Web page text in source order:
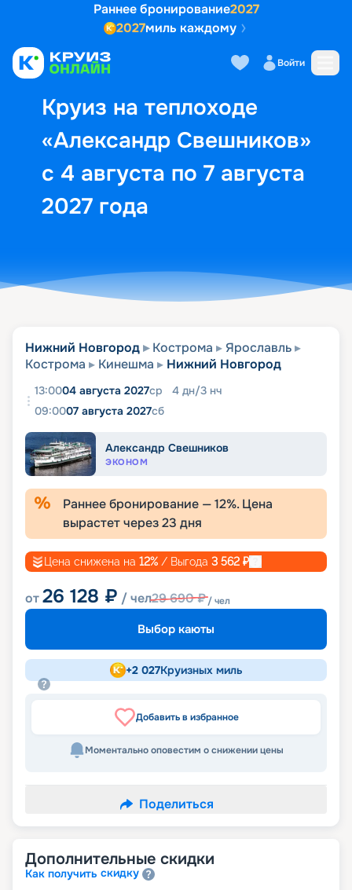
Раннее бронирование2027
2027миль каждому
Войти
Круиз на теплоходе
«Александр Свешников»
с 4 августа по 7 августа
2027 года
Выбор кают Маршрут и
Нижний Новгород Кострома
Ярославль
Кострома
Кинешма Нижний Новгород
13:0004 августа 2027ср 4 дн/3 нч
09:0007 августа 2027сб
Александр Свешников
ЭКОНОМ
Раннее бронирование —12%. Цена
вырастет через23 дня
Цена снижена на 12% / Выгода 3 562 ₽
от26 128 ₽ / чел29 690₽/ чел
Выбор каюты
+2 027Круизных миль
Добавить в избранное
Моментально оповестим о снижении цены
Поделиться
Дополнительные скидки
Как получить скидку